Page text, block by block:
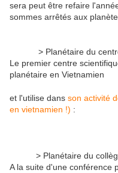
sera peut être refaire
sommes arrêtés aux
> Planétaire du
Le premier centre
planétaire en Vietnamien
et l'utilise dans son activité
en vietnamien !) :
> Planétaire du collège
A la suite d'une conférence